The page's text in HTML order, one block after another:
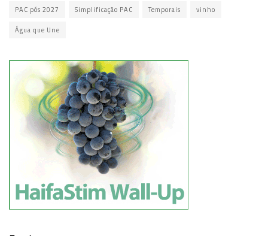
PAC pós 2027 Simplificação PAC Temporais vinho
Água que Une